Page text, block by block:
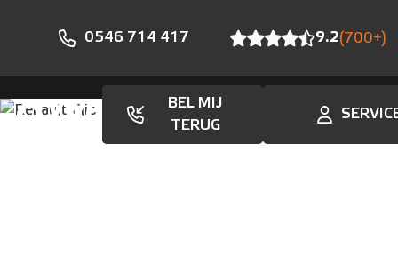
0546 714 417 9.2(700+)
BEL MIJ
TERUG